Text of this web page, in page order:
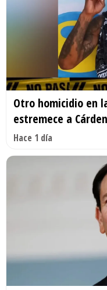
Otro homicidio en
estremece a
Hace 1 día